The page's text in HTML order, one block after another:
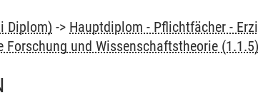
Diplom) -> Hauptdiplom - Pflichtfächer -
Forschung und Wissenschaftstheorie (1.1.5)